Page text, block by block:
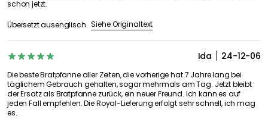
schon jetzt.
Übersetzt ausenglisch. Siehe Originaltext
Ida 24-12-06
Die beste Bratpfanne aller Zeiten, die vorherige hat 7 Jahre lang bei
täglichem Gebrauch gehalten, sogar mehrmals am Tag. Jetzt bleibt
der Ersatz als Bratpfanne zurück, ein neuer Freund. Ich kann es auf
jeden Fall empfehlen. Die Royal-Lieferung erfolgt sehr schnell, ich mag
es.